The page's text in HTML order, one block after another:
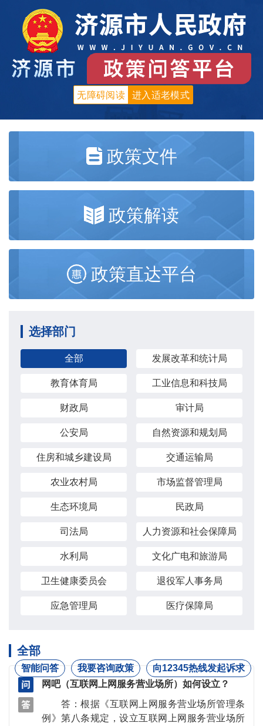
进入适老模式
无障碍阅读
政策文件
政策解读
政策直达平台
选择部门
全部 发展改革和统计局
教育体育局 工业信息和科技局
财政局 审计局
公安局 自然资源和规划局
住房和城乡建设局 交通运输局
农业农村局 市场监督管理局
生态环境局 民政局
司法局 人力资源和社会保障局
水利局 文化广电和旅游局
卫生健康委员会 退役军人事务局
应急管理局 医疗保障局
全部
智能问答 我要咨询政策
向12345热线发起诉求
网吧（互联网上网服务营业场所）如何设立？
答：根据《互联网上网服务营业场所管理条
例》第八条规定，设立互联网上网服务营业场所